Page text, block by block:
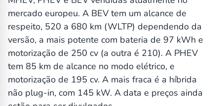
mercado europeu. A BEV tem um alcance de
respeito, 520 a 680 km (WLTP) dependendo da
versão, a mais potente com bateria de 97 kWh e
motorização de 250 cv (a outra é 210). A PHEV
tem 85 km de alcance no modo elétrico, e
motorização de 195 cv. A mais fraca é a híbrida
não plug-in, com 145 kW. A data e preços ainda